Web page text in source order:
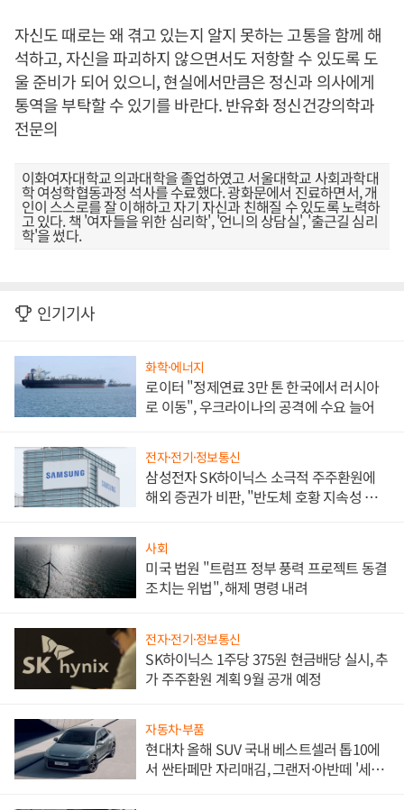
자신도 때로는 왜 겪고 있는지 알지 못하는 고통을 함께 해
석하고, 자신을 파괴하지 않으면서도 저항할 수 있도록 도
울 준비가 되어 있으니, 현실에서만큼은 정신과 의사에게
통역을 부탁할 수 있기를 바란다. 반유화 정신건강의학과
전문의
이화여자대학교 의과대학을 졸업하였고 서울대학교 사회과학대
학 여성학협동과정 석사를 수료했다. 광화문에서 진료하면서, 개
인이 스스로를 잘 이해하고 자기 자신과 친해질 수 있도록 노력하
고 있다. 책 '여자들을 위한 심리학', '언니의 상담실', '출근길 심리
학'을 썼다.
인기기사
화학·에너지
로이터 "정제연료 3만 톤 한국에서 러시아
로 이동", 우크라이나의 공격에 수요 늘어
전자·전기·정보통신
삼성전자 SK하이닉스 소극적 주주환원에
해외 증권가 비판, "반도체 호황 지속성 의
사회
미국 법원 "트럼프 정부 풍력 프로젝트 동결
조치는 위법", 해제 명령 내려
전자·전기·정보통신
SK하이닉스 1주당 375원 현금배당 실시, 추
가 주주환원 계획 9월 공개 예정
자동차·부품
현대차 올해 SUV 국내 베스트셀러 톱10에
서 싼타페만 자리매김, 그랜저·아반떼 '세단